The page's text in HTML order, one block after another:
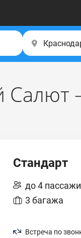
Стандарт
до 4
3 багажа
Встреча по